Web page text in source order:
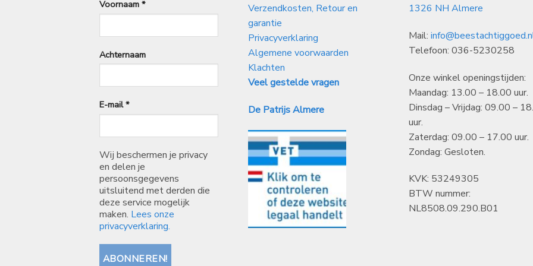
Voornaam *
Achternaam
E-mail*
Wij beschermen je privacy
en delen je
persoonsgegevens
uitsluitend met derden die
deze service mogelijk
maken. Lees onze
privacyverklaring.
Verzendkosten, Retour en
garantie
Privacyverklaring
Algemene voorwaarden
Klachten
Veel gestelde vragen
De Patrijs Almere
1326 NH Almere
Mail:
Telefoon: 036-5230258
Onze winkel openingstijden:
Maandag: 13.00 – 18.00 uur.
Dinsdag – Vrijdag: 09.00 –
uur.
Zaterdag: 09.00 – 17.00 uur.
Zondag: Gesloten.
KVK: 53249305
BTW nummer:
NL8508.09.290.B01